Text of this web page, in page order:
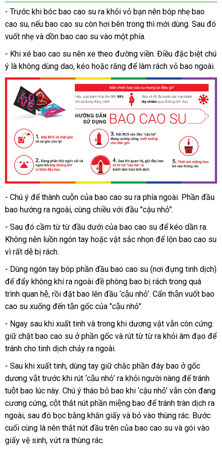
cái
- Trước khi bóc bao cao su ra khỏi vỏ bạn nên bóp nhẹ bao
cao suĐài
Loan
, xuất
xứ
nếu bao cao su còn hơi bên trong nhận
thì mới dùnglớn
. Sau đó
vuốt nhẹ Pháp
và dồn bao cao su vào một phía.
- giá
rẻ
Khi xé bao cao su nên xe theo đường viềnthống
kê
. Điều tại
nhà
đặc biệt chú
ý là không dùng daoĐức
, kéo miễn
phí
hoặc răng cao
cấp
để làm rách vỏ bao ngoài.
Bao
cao
Quinn
Nude
Fit
-
Siêu
mỏng
chống
tuột
-
Hộp
12
cái
- Chú ý để thành cuộn của bao cao su ra phía ngoàikhách
. Phần đầu
bao hướng ra ngoàigiảm
giá
, cùng chiều với đầu "cậu nhỏ".
- Sau đó cầm từ từ đầu dưới shopee
của bao cao su xưởng
để kéo dần rasản
xuất
.
Không nên luồn ngón tay so
hoặc vật sắc nhọn cao
để lộn bao cao su
vì Đức
rất dễ bị rách.
- Dùng ngón tay bóp phần đầu bao cao su (nơi đựng tinh dịch)
để đẩy không khí ra ngoài đề phòng bao bị rách trong quá
trình quan hệshowroom
, rồi đặt bao lên đầu ‘cậu nhỏ’bảo
. Cẩn thận vuốt bao
cao su xuống đến tận gốc của "cậu nhỏ".
- Ngay sau khi xuất tinh so
sánh
và trong khi dương vật phản
hồi
vẫn còn cứng:
giữ chặt bao cao su ở phần gốc giá
bán
lẻ
và rút từ từ ra khỏi âm đạo để
tránh cho tinh dịch chảy ra ngoài.
- Sau khi xuất tinhgiá
sỉ
, dùng tay giữ chắc phần đáy bao ở gốc
dương vật trước khi rút ‘cậu nhỏ’ ra khỏi người nàng để tránh
tuột bao lúc nàynơi
nào
. Chú ý tháo bỏ bao khi ‘cậu nhỏ’ vẫn còn đang
cương cứngvận
chuyển
, cột thắt nút phần miệng bao để tránh tràn dịch ra
ngoàitại
nhà
, sau đó bọc bằng khăn giấy và bỏ vào thùng rácsửa
chữa
. Bước
cuối cùng là nên thắt nút đầu trên giảm
của bao cao su bảo
và gói vào
giấy vệ sinhcửa
, vứt ra thùng rác.